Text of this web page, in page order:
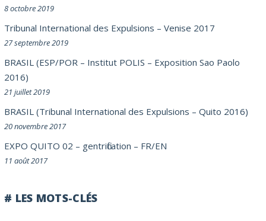
8 octobre 2019
Tribunal International des Expulsions – Venise 2017
27 septembre 2019
BRASIL (ESP/POR – Institut POLIS – Exposition Sao Paolo
2016)
21 juillet 2019
BRASIL (Tribunal International des Expulsions – Quito 2016)
20 novembre 2017
EXPO QUITO 02 – gentrification – FR/EN
11 août 2017
# LES MOTS-CLÉS